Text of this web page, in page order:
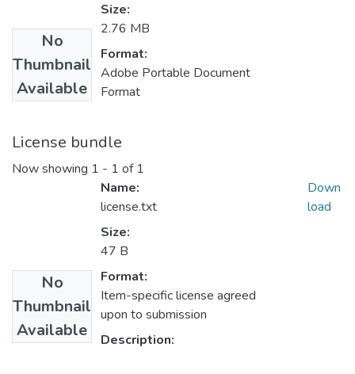
No
Thumbnail
Available
Size:
2.76 MB
Format:
Adobe Portable Document
Format
License bundle
Now showing 1 - 1 of 1
No
Thumbnail
Available
Name:
license.txt
Size:
47 B
Format:
Item-specific license agreed
upon to submission
Description:
Down
load